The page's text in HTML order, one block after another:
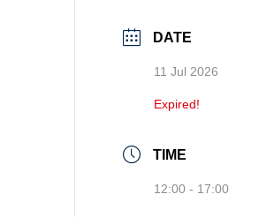
DATE
11 Jul 2026
Expired!
TIME
12:00 - 17:00